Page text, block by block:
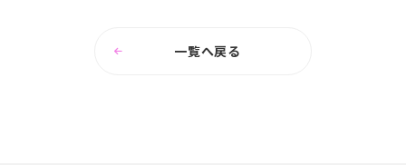
一覧へ戻る